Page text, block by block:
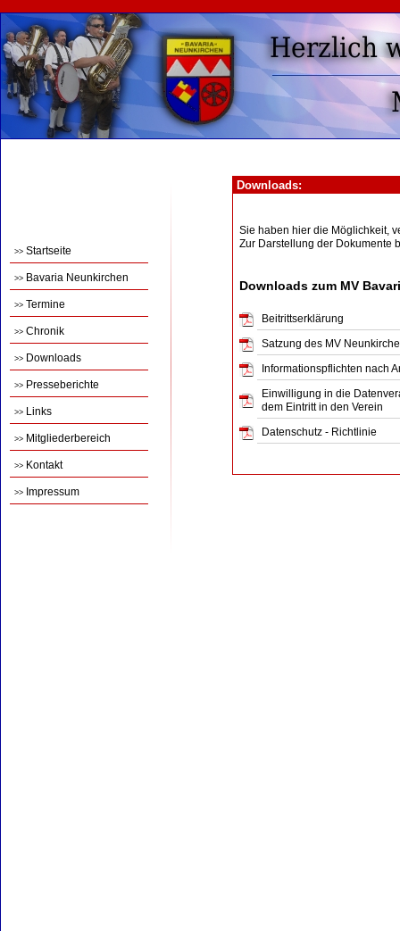
>> Startseite
>> Bavaria Neunkirchen
>> Termine
>> Chronik
>> Downloads
>> Presseberichte
>> Links
>> Mitgliederbereich
>> Kontakt
>> Impressum
Downloads:
Sie haben hier die Möglichkeit,
Zur Darstellung der Dokumente
Downloads zum MV
Beitrittserklärung
Satzung des MV
Informationspflichten nach
Einwilligung in die
dem Eintritt in den Verein
Datenschutz - Richtlinie